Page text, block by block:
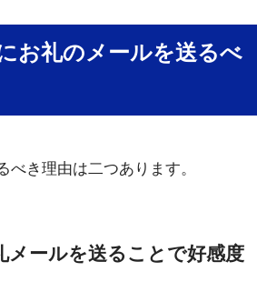
お礼のメールを送るべ
き理由は二つあります。
ールを送ることで好感度